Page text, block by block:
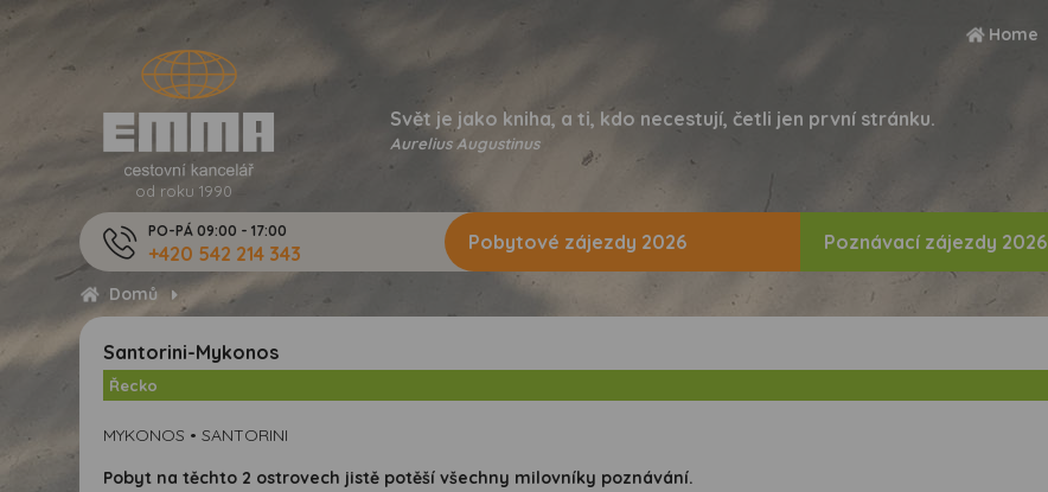
Home
od roku 1990
Svět je jako kniha, a ti, kdo necestují, četli jen první stránku.
Aurelius Augustinus
PO-PÁ 09:00 - 17:00
+420 542 214 343
Domů
Pobytové zájezdy 2026 Poznávací zájezdy 2026
Santorini-Mykonos
Řecko
MYKONOS • SANTORINI
Pobyt na těchto 2 ostrovech jistě potěší všechny milovníky poznávání.